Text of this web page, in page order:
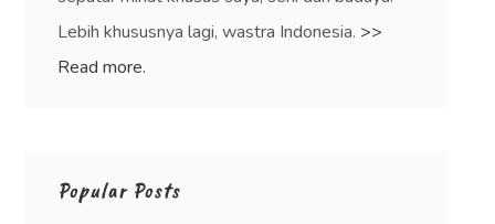
Lebih khususnya lagi, wastra Indonesia. >>
Read more.
Popular Posts